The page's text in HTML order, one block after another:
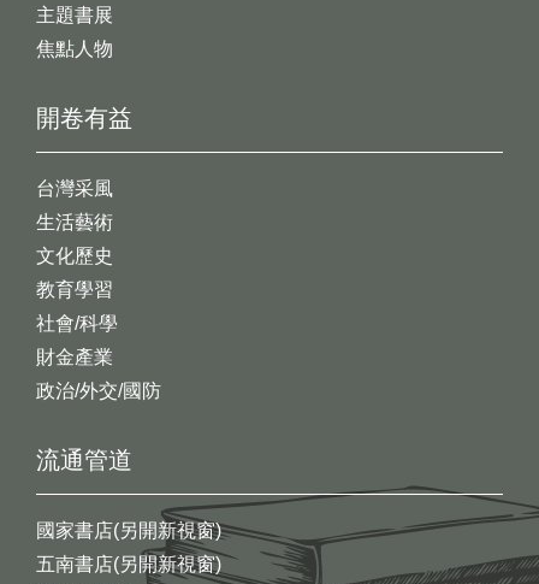
開卷有益
台灣采風
生活藝術
文化歷史
教育學習
社會/科學
財金產業
政治/外交/國防
主題書展
焦點人物
流通管道
國家書店(另開新視窗)
五南書店(另開新視窗)